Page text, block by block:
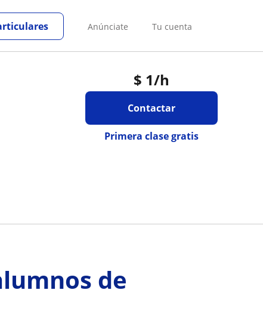
Anúnciate Tu cuenta
$ 1/h
Contactar
Primera clase gratis
de